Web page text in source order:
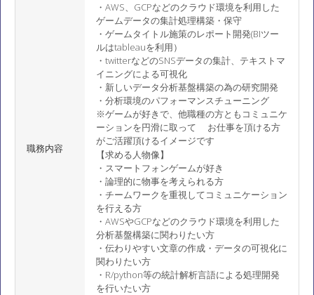
職務内容
・AWS、GCPなどのクラウド環境を利用した
ゲームデータの集計処理構築・保守
・ゲームタイトル施策のレポート開発(BIツー
ルはtableauを利用）
・twitterなどのSNSデータの集計、テキストマ
イニングによる可視化
・新しいデータ分析基盤構築の為の研究開発
・分析環境のパフォーマンスチューニング
※ゲームが好きで、他職種の方ともコミュニケ
ーションを円滑に取って お仕事を頂ける方
がご活躍頂けるイメージです
【求める人物像】
・スマートフォンゲームが好き
・論理的に物事を考えられる方
・チームワークを重視してコミュニケーション
を行える方
・AWSやGCPなどのクラウド環境を利用した
分析基盤構築に関わりたい方
・伝わりやすい文章の作成・データの可視化に
関わりたい方
・R/python等の統計解析言語による処理開発
を行いたい方